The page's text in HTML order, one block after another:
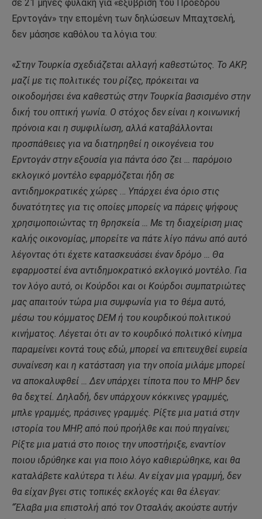
σε 21 μήνες φυλακή για «εξύβριση του Προέδρου
Ερντογάν» την επομένη των δηλώσεων Μπαχτσελή,
δεν μάσησε καθόλου τα λόγια του:
«Στην Τουρκία σχεδιάζεται αλλαγή καθεστώτος. Το ΑΚΡ,
μαζί με τις πολιτικές του ρίζες, πρόκειται να
οικοδομήσει ένα καθεστώς στην Τουρκία βασισμένο στην
δική του οπτική γωνία. Ο στόχος δεν είναι η κοινωνική
πρόνοια και η συμφιλίωση, αλλά καταβάλλονται
προσπάθειες για να διατηρηθεί η οικογένεια του
Ερντογάν στην εξουσία για πάντα όσο ζει … παρόμοιο
εκλογικό μοντέλο εφαρμόζεται ήδη σε
αντιδημοκρατικές χώρες
Υπάρχει ένα όριο στις
δυνατότητες για τις οποίες μπορείς να πάρεις ψήφους
χρησιμοποιώντας τη θρησκεία … Με τη διαχείριση μιας
καλής οικονομίας, μπορείτε να πάτε λίγο πάνω από αυτό
λέγοντας ότι έχετε κατασκευάσει έναν δρόμο … Θα
εφαρμοστεί ένα αντιδημοκρατικό εκλογικό μοντέλο. Για
τον λόγο αυτό, οι Κούρδοι και οι Κούρδοι συμπατριώτες
μας απαιτούν τώρα μια συμφωνία για το θέμα αυτό,
μέσω του κόμματος DEM ή του κουρδικού πολιτικού
κινήματος. Λέγεται ότι αν το κουρδικό πολιτικό κίνημα
παραμείνει κοντά τους εδώ, μπορεί να επιτευχθεί ευρεία
συναίνεση και η κατάσταση για την οποία μιλάμε μπορεί
να αποκαλυφθεί … Δεν υπάρχει τίποτα που το MHP δεν
θα δεχτεί. Δηλαδή, δεν υπάρχουν κόκκινες γραμμές,
μπλε γραμμές, πράσινες γραμμές. Ρίξτε μια ματιά στην
ιστορία του MHP, από πού προήλθε και πού πηγαίνει;
Ρίξτε μια ματιά στο ποιος την υποστήριξε, εναντίον
ποιου ιδρύθηκε και για ποιο λόγο καθιερώθηκε, και θα
καταλάβετε καλύτερα τι λέω. Αν είχαν μια γραμμή, δεν
θα είχαν βγει στις τοπικές εκλογές και θα έλεγαν:
“Έλαβα μια επιστολή από τον Οτσαλάν, ακούστε αυτήν